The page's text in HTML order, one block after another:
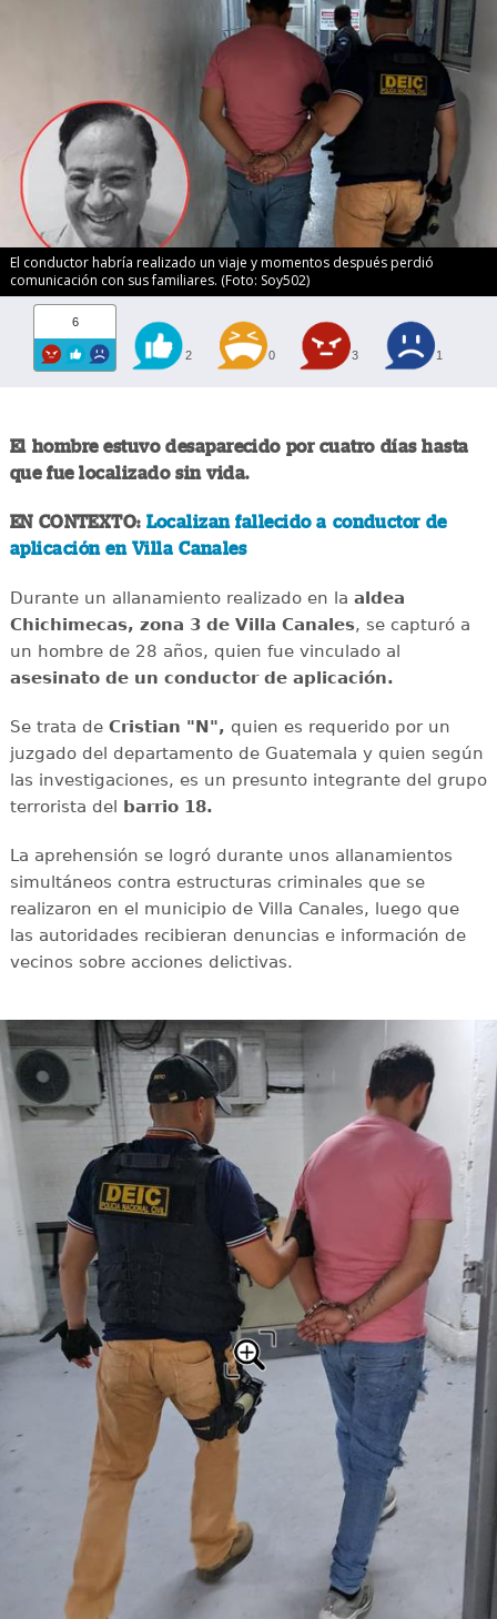
El conductor habría realizado un viaje y momentos después perdió
comunicación con sus familiares. (Foto: Soy502)
6
2 0 3 1
El hombre estuvo desaparecido por cuatro días hasta
que fue localizado sin vida.
EN CONTEXTO:Localizan fallecido a conductor de
aplicación en Villa Canales
Durante un allanamiento realizado en la aldea
Chichimecas, zona 3 de Villa Canales, se capturó a
un hombre de 28 años, quien fue vinculado al
asesinato de un conductor de aplicación.
Se trata de Cristian "N", quien es requerido por un
juzgado del departamento de Guatemala y quien según
las investigaciones, es un presunto integrante del grupo
terrorista del
barrio 18.
La aprehensión se logró durante unos allanamientos
simultáneos contra estructuras criminales que se
realizaron en el municipio de Villa Canales, luego que
las autoridades recibieran denuncias e información de
vecinos sobre acciones delictivas.